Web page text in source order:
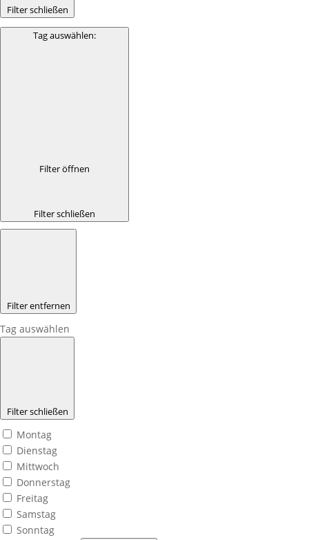
Filter schließen
Tag auswählen:
Filter öffnen
Filter schließen
Filter entfernen
Tag auswählen
Filter schließen
Montag
Dienstag
Mittwoch
Donnerstag
Freitag
Samstag
Sonntag